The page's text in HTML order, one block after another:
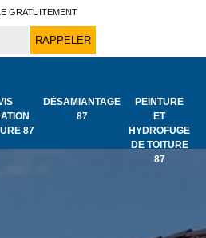
GRATUITEMENT
87
DÉSAMIANTAGE
87
PEINTURE
ET
HYDROFUGE
DE TOITURE
87